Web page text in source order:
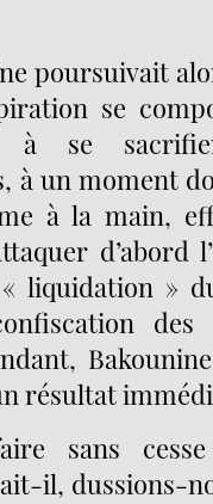
poursuivait
se
à se
à un moment
à la main,
d’abord
liquidation »
des
résultat
sans
il, dussions-